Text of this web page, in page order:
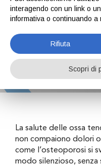
MOC
(REMS)
Visite
MOC Ecografica (REMS)
La salute delle ossa
non compaiono dolori
come l’osteoporosi si
modo silenzioso,
interagendo con un link o
informativa o continuando a
Rifiuta
Scopri di